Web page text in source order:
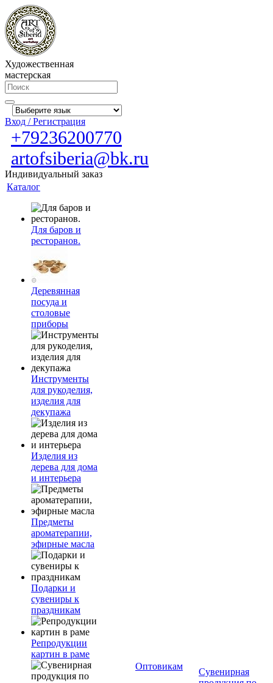
Художественная
мастерская
Вход / Регистрация
+79236200770
artofsiberia@bk.ru
Индивидуальный заказ
Каталог
Для баров и
ресторанов.
Деревянная
посуда и
столовые
приборы
Инструменты
для рукоделия,
изделия для
декупажа
Изделия из
дерева для дома
и интерьера
Предметы
ароматерапии,
эфирные масла
Подарки и
сувениры к
праздникам
Репродукции
картин в раме
Оптовикам
Сувенирная